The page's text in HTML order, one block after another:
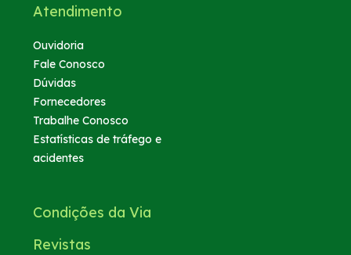
Atendimento
Ouvidoria
Fale Conosco
Dúvidas
Fornecedores
Trabalhe Conosco
Estatísticas de tráfego e
acidentes
Condições da Via
Revistas